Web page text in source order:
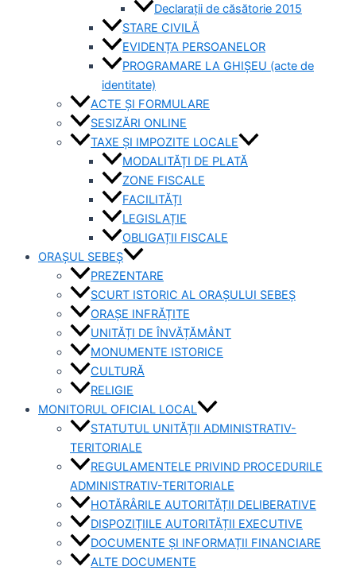
Declarații de căsătorie 2015
STARE CIVILĂ
EVIDENȚA PERSOANELOR
PROGRAMARE LA GHIȘEU (acte de
identitate)
ACTE ȘI FORMULARE
SESIZĂRI ONLINE
TAXE ȘI IMPOZITE LOCALE
MODALITĂȚI DE PLATĂ
ZONE FISCALE
FACILITĂȚI
LEGISLAȚIE
OBLIGAȚII FISCALE
ORAȘUL SEBEȘ
PREZENTARE
SCURT ISTORIC AL ORAȘULUI SEBEȘ
ORAȘE INFRĂȚITE
UNITĂȚI DE ÎNVĂȚĂMÂNT
MONUMENTE ISTORICE
CULTURĂ
RELIGIE
MONITORUL OFICIAL LOCAL
STATUTUL UNITĂȚII ADMINISTRATIV-
TERITORIALE
REGULAMENTELE PRIVIND PROCEDURILE
ADMINISTRATIV-TERITORIALE
HOTĂRÂRILE AUTORITĂȚII DELIBERATIVE
DISPOZIȚIILE AUTORITĂȚII EXECUTIVE
DOCUMENTE ȘI INFORMAȚII FINANCIARE
ALTE DOCUMENTE